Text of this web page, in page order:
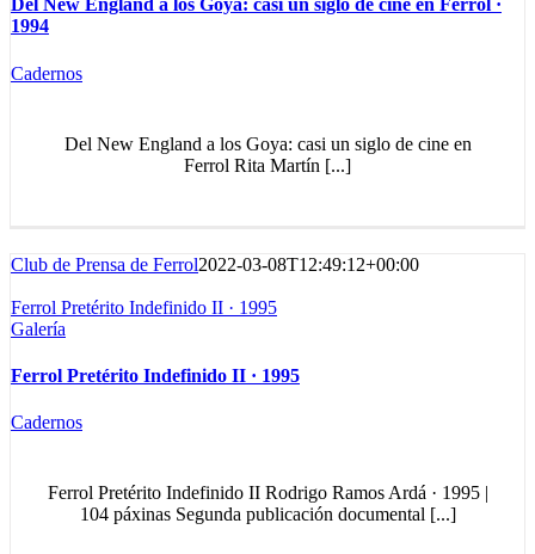
Del New England a los Goya: casi un siglo de cine en Ferrol ·
1994
Cadernos
Del New England a los Goya: casi un siglo de cine en
Ferrol Rita Martín [...]
Club de Prensa de Ferrol2022-03-08T12:49:12+00:00
Ferrol Pretérito Indefinido II · 1995
Galería
Ferrol Pretérito Indefinido II · 1995
Cadernos
Ferrol Pretérito Indefinido II Rodrigo Ramos Ardá · 1995 |
104 páxinas Segunda publicación documental [...]